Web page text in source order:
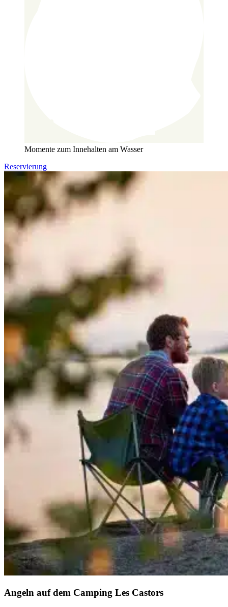
Momente zum Innehalten am Wasser
Reservierung
Angeln auf dem Camping Les Castors